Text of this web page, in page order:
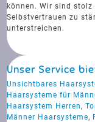
können. Wir sind
Selbstvertrauen zu
unterstreichen.
Unser Service
Unsichtbares
Haarsysteme für
Haarsystem Herren,
Männer Haarsysteme,